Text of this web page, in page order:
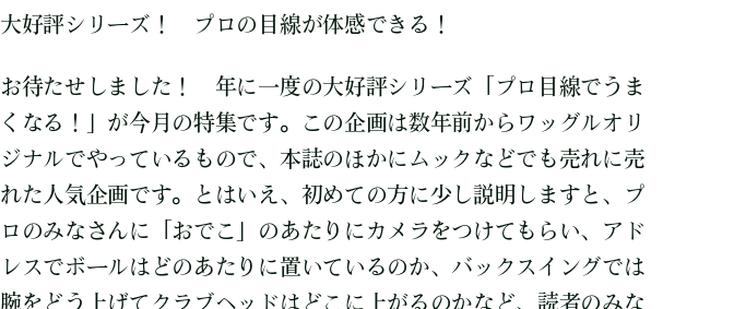
大好評シリーズ！ プロの目線が体感できる！
お待たせしました！ 年に一度の大好評シリーズ「プロ目線でうま
くなる！」が今月の特集です。この企画は数年前からワッグルオリ
ジナルでやっているもので、本誌のほかにムックなどでも売れに売
れた人気企画です。とはいえ、初めての方に少し説明しますと、プ
ロのみなさんに「おでこ」のあたりにカメラをつけてもらい、アド
レスでボールはどのあたりに置いているのか、バックスイングでは
腕をどう上げてクラブヘッドはどこに上がるのかなど、読者のみな